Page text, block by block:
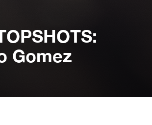
Gomez